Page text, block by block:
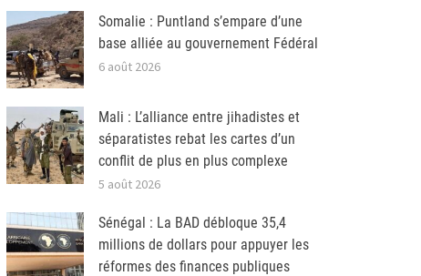
Somalie : Puntland s’empare d’une
base alliée au gouvernement Fédéral
6 août 2026
Mali : L’alliance entre jihadistes et
séparatistes rebat les cartes d’un
conflit de plus en plus complexe
5 août 2026
Sénégal : La BAD débloque 35,4
millions de dollars pour appuyer les
réformes des finances publiques